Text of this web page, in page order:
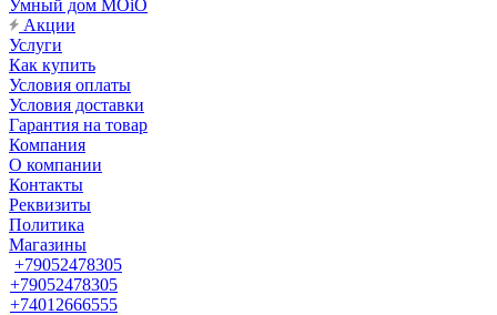
Умный дом MOiO
Акции
Услуги
Как купить
Условия оплаты
Условия доставки
Гарантия на товар
Компания
О компании
Контакты
Реквизиты
Политика
Магазины
+79052478305
+79052478305
+74012666555